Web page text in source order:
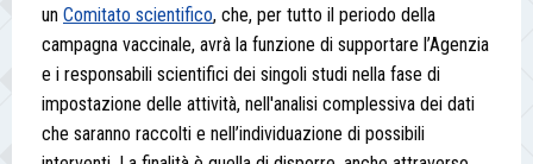
un Comitato scientifico, che, per tutto il periodo della
campagna vaccinale, avrà la funzione di supportare l’Agenzia
e i responsabili scientifici dei singoli studi nella fase di
impostazione delle attività, nell'analisi complessiva dei dati
che saranno raccolti e nell’individuazione di possibili